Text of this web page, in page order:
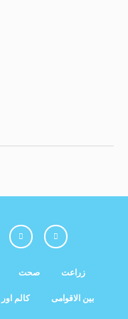
صحت زراعت
کالم اور بین الاقوامی